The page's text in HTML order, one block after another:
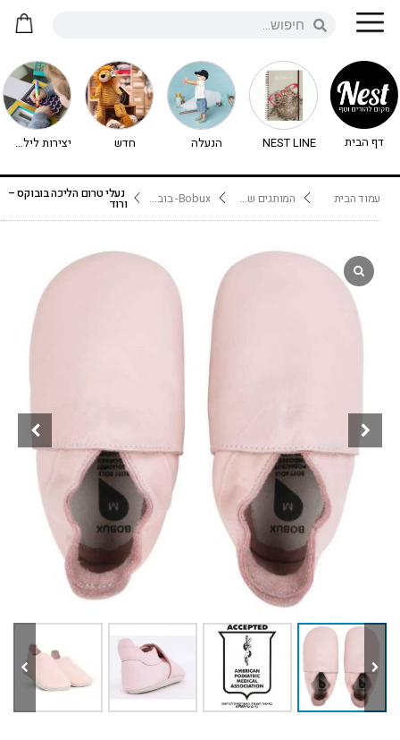
דף הבית NEST LINE הנעלה חדש יצירות לילדים - יצירה לילדים
עמוד הבית המותגים שלנו Bobux- בובוקס נעלי טרום הליכה בובוקס –
ורוד